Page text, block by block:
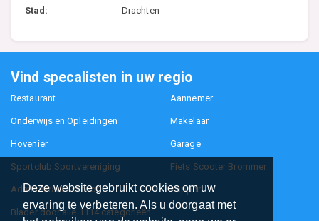
Deze website gebruikt cookies om uw
ervaring te verbeteren. Als u doorgaat met
Stad: Drachten
Vind specalisten in uw regio
Restaurant Aannemer
Onderwijs en Opleidingen Makelaar
Hovenier Garage
Sportclub Sportvereniging Fiets Scooter Brommer
Administratiekantoor Kapper
Blader door alle 1114 categorieën